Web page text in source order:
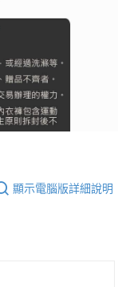
顯示電腦版詳細說明